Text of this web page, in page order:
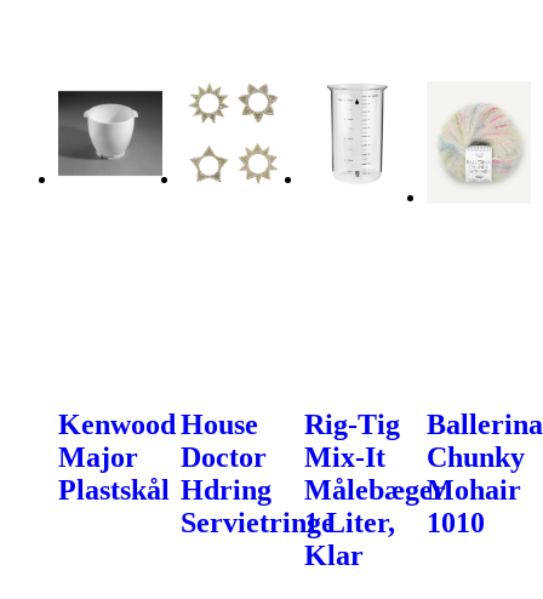
Kenwood
Major
Plastskål
House
Doctor
Hdring
Servietringe
Rig-Tig
Mix-It
Målebæger
1 Liter,
Klar
Ballerina
Chunky
Mohair
1010